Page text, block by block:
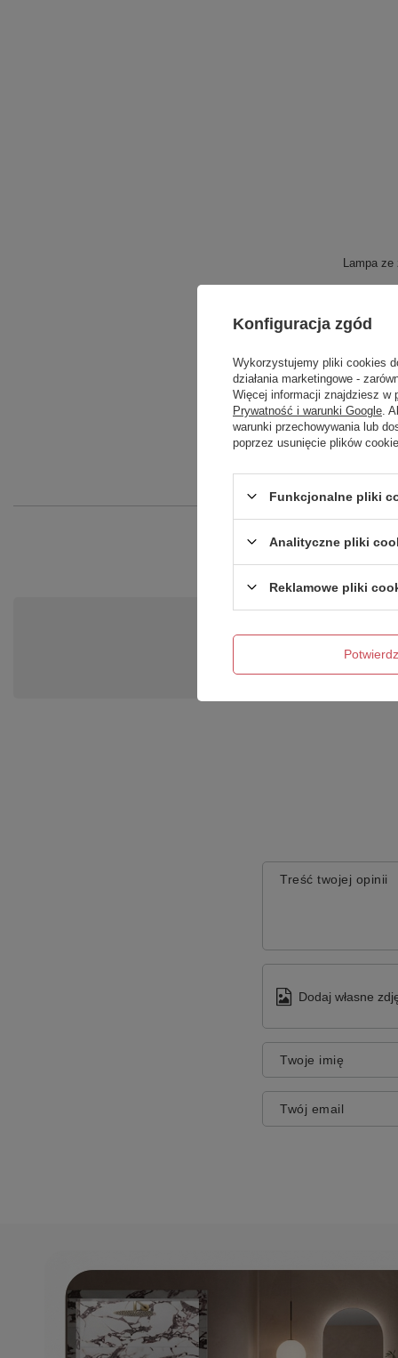
Lampa ze
Zadaj pytanie a my odpowiemy
Treść twojej opinii
Dodaj własne
Twoje imię
Twój email
Konfiguracja zgód
Wykorzystujemy pliki cookies
działania marketingowe -
Więcej informacji znajdziesz w
Prywatność i warunki Google .
warunki przechowywania lub
poprzez usunięcie plików
Funkcjonalne pliki
Analityczne pliki
Reklamowe pliki